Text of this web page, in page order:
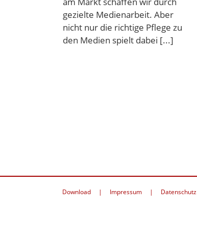
gezielte Medienarbeit. Aber
nicht nur die richtige Pflege zu
den Medien spielt dabei [...]
Download Impressum Datenschutz